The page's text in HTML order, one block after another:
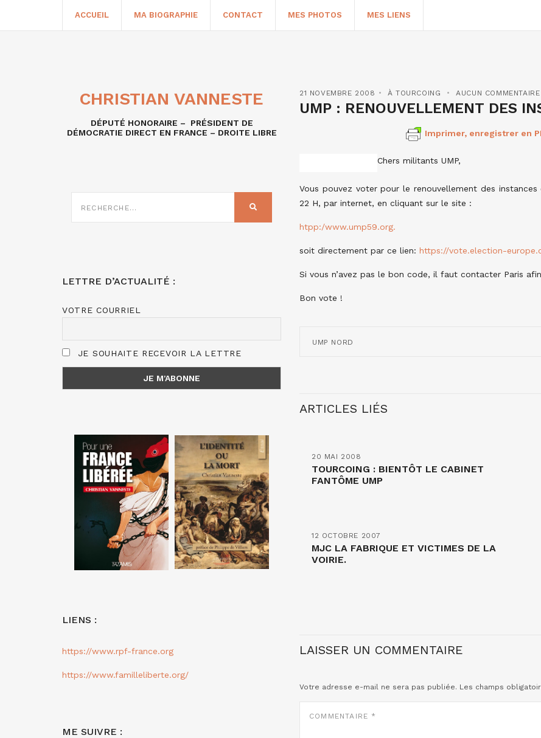
ACCUEIL MA BIOGRAPHIE CONTACT MES PHOTOS MES LIENS
21 NOVEMBRE 2008 À TOURCOING AUCUN COMMENTAIRE
UMP : RENOUVELLEMENT DES
Imprimer, enregistrer en
Chers militants UMP,
Vous pouvez voter pour le renouvellement des
22 H, par internet, en cliquant sur le site :
htpp:/www.ump59.org.
soit directement par ce lien: https://vote.election-
Si vous n’avez pas le bon code, il faut contacter Paris
Bon vote !
UMP NORD
ARTICLES LIÉS
20 MAI 2008
TOURCOING : BIENTÔT LE CABINET
FANTÔME UMP
12 OCTOBRE 2007
MJC LA FABRIQUE ET VICTIMES DE LA
VOIRIE.
LAISSER UN COMMENTAIRE
Votre adresse e-mail ne sera pas publiée. Les champs
CHRISTIAN VANNESTE
DÉPUTÉ HONORAIRE – PRÉSIDENT DE
DÉMOCRATIE DIRECT EN FRANCE – DROITE LIBRE
SUR
RECHERCHER
LETTRE D’ACTUALITÉ :
VOTRE COURRIEL
JE SOUHAITE RECEVOIR LA LETTRE
LIENS :
https://www.rpf-france.org
https://www.familleliberte.org/
ME SUIVRE :